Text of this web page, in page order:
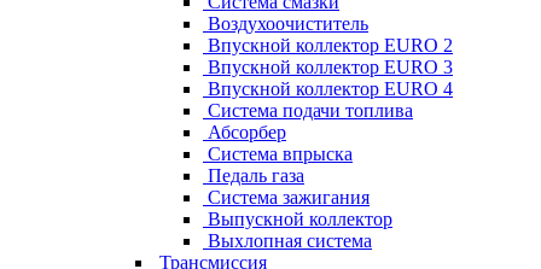
Воздухоочиститель
Впускной коллектор EURO 2
Впускной коллектор EURO 3
Впускной коллектор EURO 4
Система подачи топлива
Абсорбер
Система впрыска
Педаль газа
Система зажигания
Выпускной коллектор
Выхлопная система
Трансмиссия